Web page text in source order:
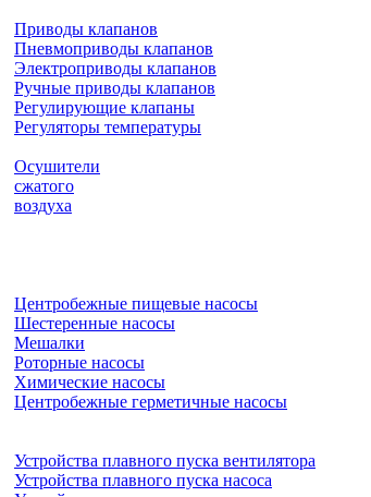
Приводы клапанов
Пневмоприводы клапанов
Электроприводы клапанов
Ручные приводы клапанов
Регулирующие клапаны
Регуляторы температуры
Осушители
сжатого
воздуха
Центробежные пищевые насосы
Шестеренные насосы
Мешалки
Роторные насосы
Химические насосы
Центробежные герметичные насосы
Устройства плавного пуска вентилятора
Устройства плавного пуска насоса